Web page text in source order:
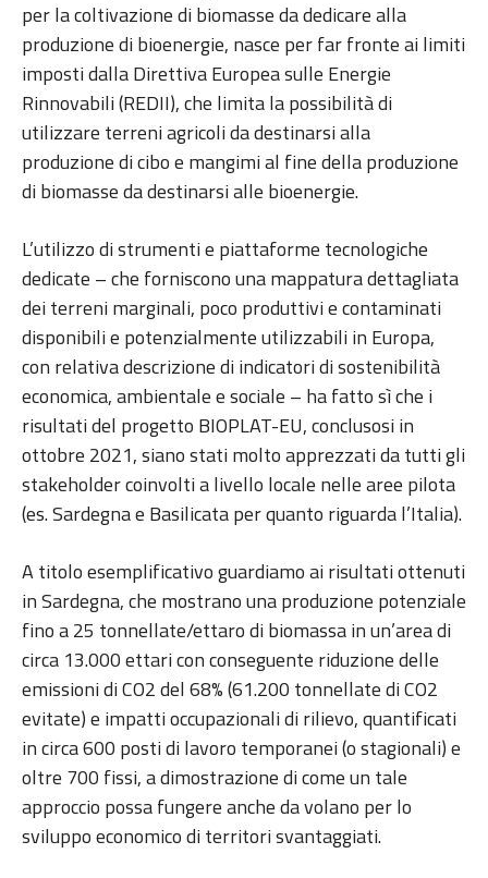
per la coltivazione di biomasse da dedicare alla
produzione di bioenergie, nasce per far fronte ai limiti
imposti dalla Direttiva Europea sulle Energie
Rinnovabili (REDII), che limita la possibilità di
utilizzare terreni agricoli da destinarsi alla
produzione di cibo e mangimi al fine della produzione
di biomasse da destinarsi alle bioenergie.
L’utilizzo di strumenti e piattaforme tecnologiche
dedicate – che forniscono una mappatura dettagliata
dei terreni marginali, poco produttivi e contaminati
disponibili e potenzialmente utilizzabili in Europa,
con relativa descrizione di indicatori di sostenibilità
economica, ambientale e sociale – ha fatto sì che i
risultati del progetto BIOPLAT-EU, conclusosi in
ottobre 2021, siano stati molto apprezzati da tutti gli
stakeholder coinvolti a livello locale nelle aree pilota
(es. Sardegna e Basilicata per quanto riguarda l’Italia).
A titolo esemplificativo guardiamo ai risultati ottenuti
in Sardegna, che mostrano una produzione potenziale
fino a 25 tonnellate/ettaro di biomassa in un’area di
circa 13.000 ettari con conseguente riduzione delle
emissioni di CO2 del 68% (61.200 tonnellate di CO2
evitate) e impatti occupazionali di rilievo, quantificati
in circa 600 posti di lavoro temporanei (o stagionali) e
oltre 700 fissi, a dimostrazione di come un tale
approccio possa fungere anche da volano per lo
sviluppo economico di territori svantaggiati.